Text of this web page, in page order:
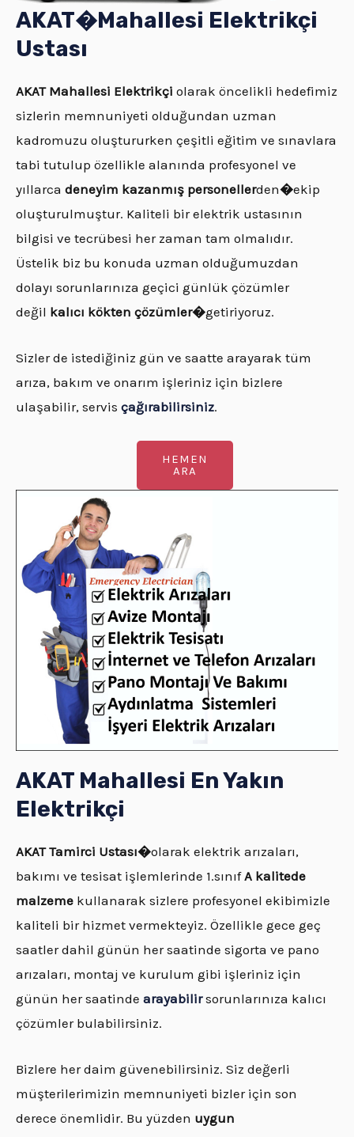
AKAT�Mahallesi Elektrikçi
Ustası
AKAT Mahallesi Elektrikçi olarak öncelikli hedefimiz
sizlerin memnuniyeti olduğundan uzman
kadromuzu oluştururken çeşitli eğitim ve sınavlara
tabi tutulup özellikle alanında profesyonel ve
yıllarca deneyim kazanmış personellerden�ekip
oluşturulmuştur. Kaliteli bir elektrik ustasının
bilgisi ve tecrübesi her zaman tam olmalıdır.
Üstelik biz bu konuda uzman olduğumuzdan
dolayı sorunlarınıza geçici günlük çözümler
değil kalıcı kökten çözümler�getiriyoruz.
Sizler de istediğiniz gün ve saatte arayarak tüm
arıza, bakım ve onarım işleriniz için bizlere
ulaşabilir, servis çağırabilirsiniz.
HEMEN
ARA
AKAT Mahallesi En Yakın
Elektrikçi
AKAT Tamirci Ustası�olarak elektrik arızaları,
bakımı ve tesisat işlemlerinde 1.sınıfA kalitede
malzeme kullanarak sizlere profesyonel ekibimizle
kaliteli bir hizmet vermekteyiz. Özellikle gece geç
saatler dahil günün her saatinde sigorta ve pano
arızaları, montaj ve kurulum gibi işleriniz için
günün her saatinde arayabilirsorunlarınıza kalıcı
çözümler bulabilirsiniz.
Bizlere her daim güvenebilirsiniz. Siz değerli
müşterilerimizin memnuniyeti bizler için son
derece önemlidir. Bu yüzden uygun